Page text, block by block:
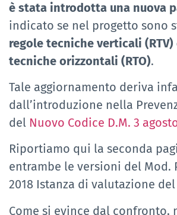
è stata introdotta una nuova
indicato se nel progetto sono
regole tecniche verticali
tecniche orizzontali (RTO).
Tale aggiornamento deriva
dall’introduzione nella
del Nuovo Codice D.M. 3
Riportiamo qui la seconda
entrambe le versioni del Mod.
2018 Istanza di valutazione
Come si evince dal confronto,